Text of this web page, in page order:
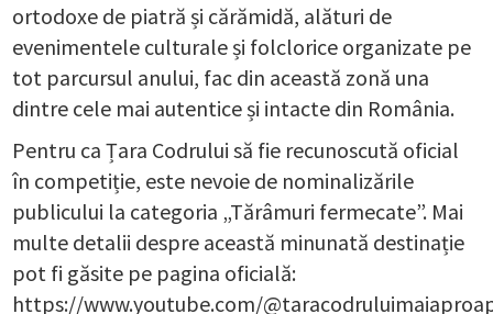
ortodoxe de piatră și cărămidă, alături de
evenimentele culturale și folclorice organizate pe
tot parcursul anului, fac din această zonă una
dintre cele mai autentice și intacte din România.
Pentru ca Țara Codrului să fie recunoscută oficial
în competiție, este nevoie de nominalizările
publicului la categoria „Tărâmuri fermecate”. Mai
multe detalii despre această minunată destinație
pot fi găsite pe pagina oficială:
https://www.youtube.com/